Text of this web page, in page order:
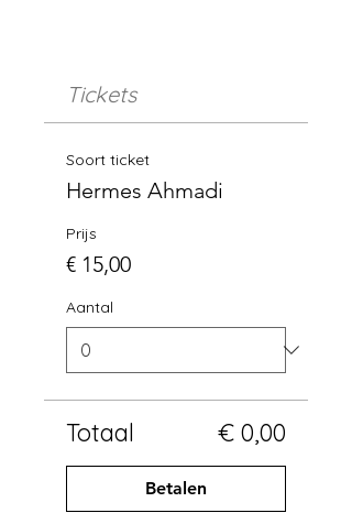
Tickets
Soort ticket
Hermes Ahmadi
Prijs
€ 15,00
Aantal
Totaal € 0,00
Betalen